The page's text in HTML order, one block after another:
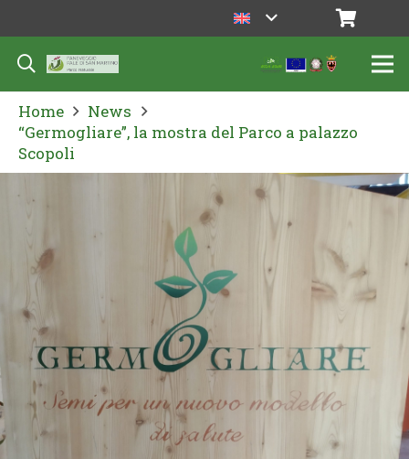
Home
News
“Germogliare”, la mostra del Parco a palazzo
Scopoli